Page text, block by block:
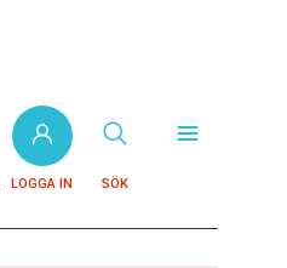
LOGGA IN SÖK